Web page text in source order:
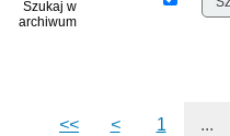
Szukaj w
archiwum
<< < 1 ...